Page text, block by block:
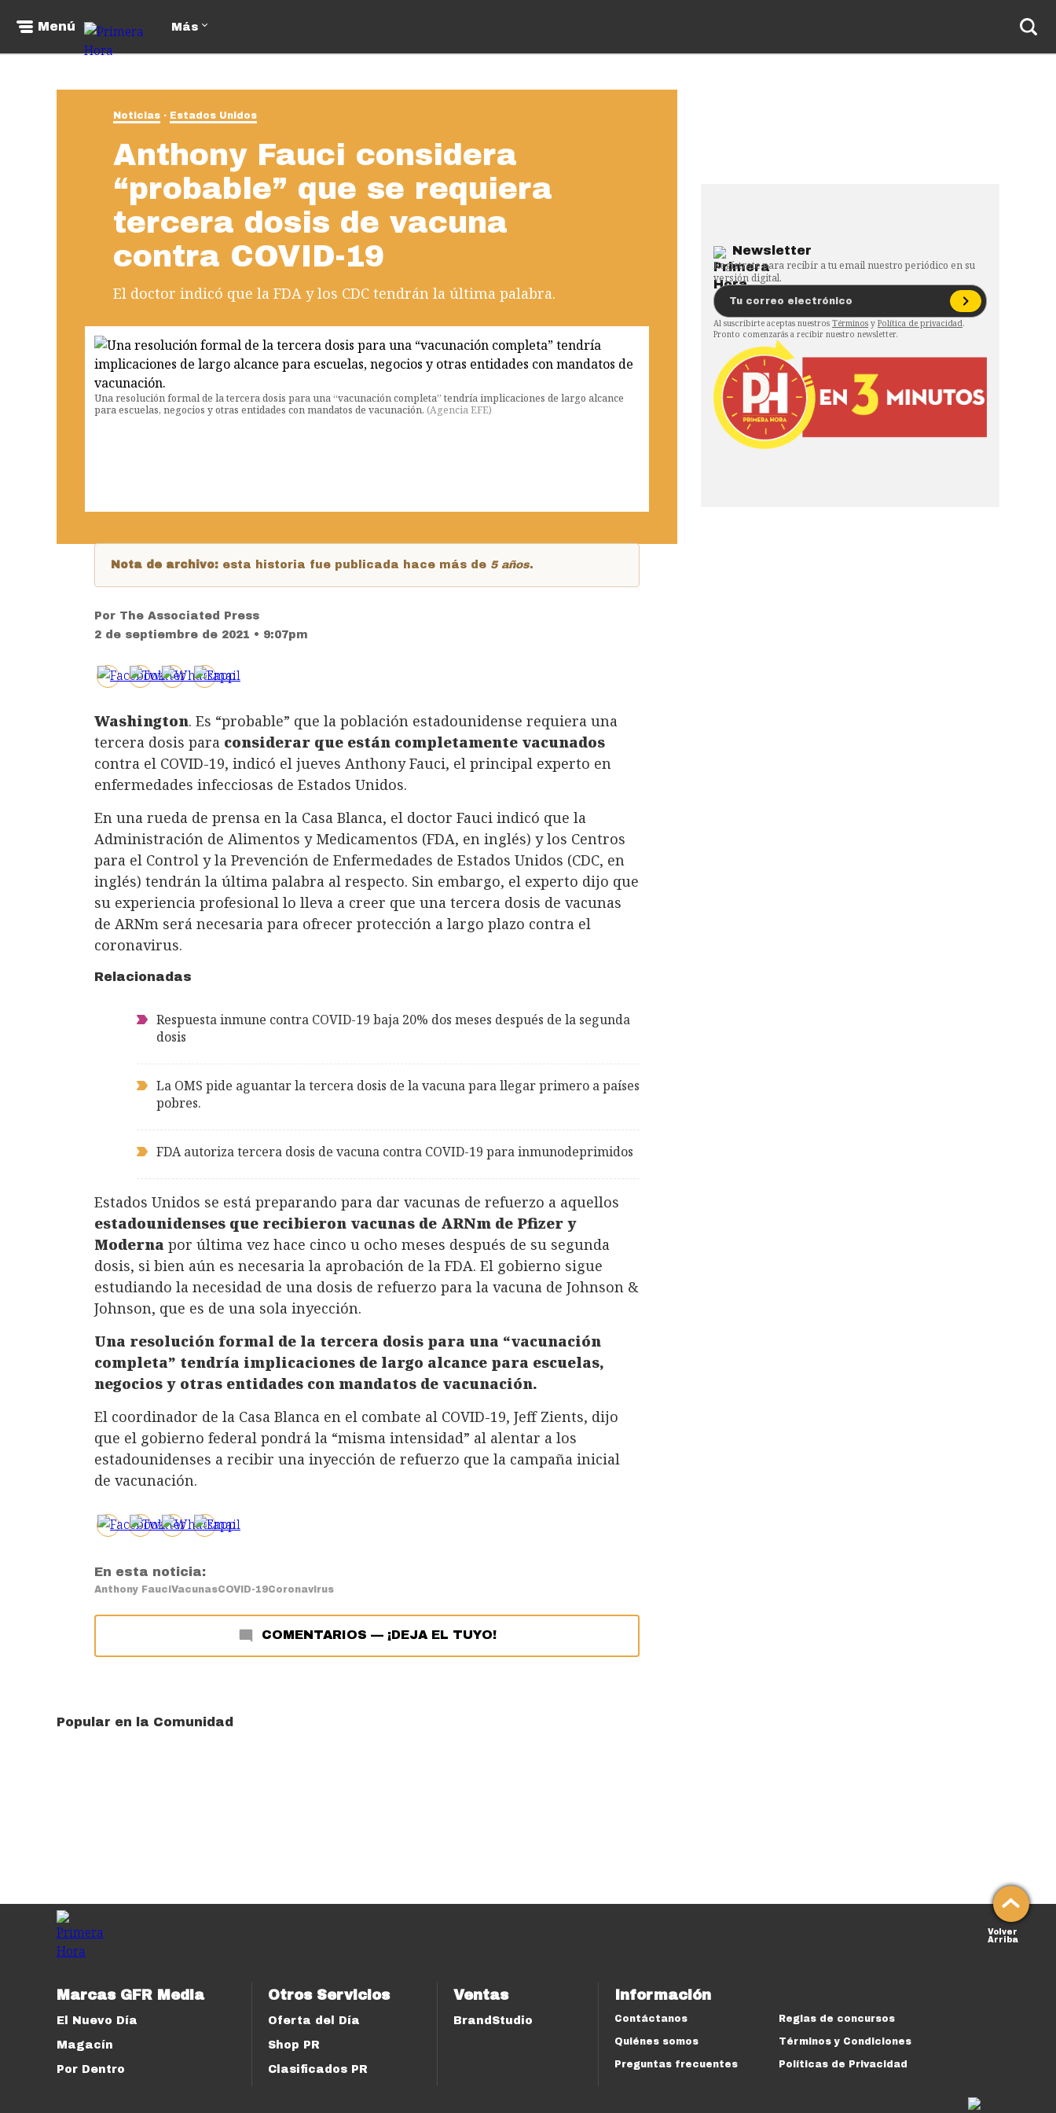
Menú Más
Noticias Estados Unidos
Anthony Fauci considera
“probable” que se requiera
tercera dosis de vacuna
contra COVID-19
El doctor indicó que la FDA y los CDC tendrán la última palabra.
Una resolución formal de la tercera dosis para una “vacunación completa” tendría implicaciones de largo alcance
para escuelas, negocios y otras entidades con mandatos de vacunación. (Agencia EFE)
Nota de archivo: esta historia fue publicada hace más de 5 años.
Por The Associated Press
2 de septiembre de 2021 • 9:07pm
Washington. Es “probable” que la población estadounidense requiera una
tercera dosis para considerar que están completamente vacunados
contra el COVID-19, indicó el jueves Anthony Fauci, el principal experto en
enfermedades infecciosas de Estados Unidos.
En una rueda de prensa en la Casa Blanca, el doctor Fauci indicó que la
Administración de Alimentos y Medicamentos (FDA, en inglés) y los Centros
para el Control y la Prevención de Enfermedades de Estados Unidos (CDC, en
inglés) tendrán la última palabra al respecto. Sin embargo, el experto dijo que
su experiencia profesional lo lleva a creer que una tercera dosis de vacunas
de ARNm será necesaria para ofrecer protección a largo plazo contra el
coronavirus.
Relacionadas
Respuesta inmune contra COVID-19 baja 20% dos meses después de la segunda
dosis
La OMS pide aguantar la tercera dosis de la vacuna para llegar primero a países
pobres.
FDA autoriza tercera dosis de vacuna contra COVID-19 para inmunodeprimidos
Estados Unidos se está preparando para dar vacunas de refuerzo a aquellos
estadounidenses que recibieron vacunas de ARNm de Pfizer y
Moderna por última vez hace cinco u ocho meses después de su segunda
dosis, si bien aún es necesaria la aprobación de la FDA. El gobierno sigue
estudiando la necesidad de una dosis de refuerzo para la vacuna de Johnson &
Johnson, que es de una sola inyección.
Una resolución formal de la tercera dosis para una “vacunación
completa” tendría implicaciones de largo alcance para escuelas,
negocios y otras entidades con mandatos de vacunación.
El coordinador de la Casa Blanca en el combate al COVID-19, Jeff Zients, dijo
que el gobierno federal pondrá la “misma intensidad” al alentar a los
estadounidenses a recibir una inyección de refuerzo que la campaña inicial
de vacunación.
En esta noticia:
Anthony FauciVacunasCOVID-19Coronavirus
COMENTARIOS — ¡DEJA EL TUYO!
Popular en la Comunidad
Newsletter
Regístrate para recibir a tu email nuestro periódico en su
versión digital.
Al suscribirte aceptas nuestros Términos y Política de privacidad.
Pronto comenzarás a recibir nuestro newsletter.
Volver
Arriba
Marcas GFR Media
El Nuevo Día
Magacín
Por Dentro
Otros Servicios
Oferta del Día
Shop PR
Clasificados PR
Ventas
BrandStudio
Información
Contáctanos
Quiénes somos
Preguntas frecuentes
Reglas de concursos
Términos y Condiciones
Políticas de Privacidad